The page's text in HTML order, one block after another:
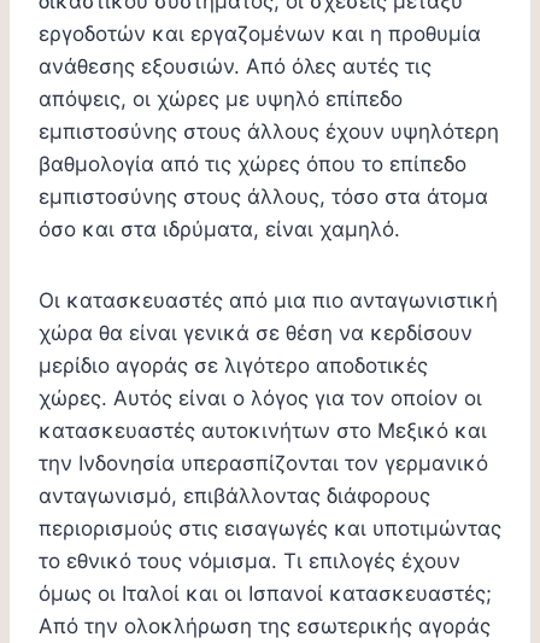
εργοδοτών και εργαζομένων και η προθυμία
ανάθεσης εξουσιών. Από όλες αυτές τις
απόψεις, οι χώρες με υψηλό επίπεδο
εμπιστοσύνης στους άλλους έχουν υψηλότερη
βαθμολογία από τις χώρες όπου το επίπεδο
εμπιστοσύνης στους άλλους, τόσο στα άτομα
όσο και στα ιδρύματα, είναι χαμηλό.
Οι κατασκευαστές από μια πιο ανταγωνιστική
χώρα θα είναι γενικά σε θέση να κερδίσουν
μερίδιο αγοράς σε λιγότερο αποδοτικές
χώρες. Αυτός είναι ο λόγος για τον οποίον οι
κατασκευαστές αυτοκινήτων στο Μεξικό και
την Ινδονησία υπερασπίζονται τον γερμανικό
ανταγωνισμό, επιβάλλοντας διάφορους
περιορισμούς στις εισαγωγές και υποτιμώντας
το εθνικό τους νόμισμα. Τι επιλογές έχουν
όμως οι Ιταλοί και οι Ισπανοί κατασκευαστές;
Από την ολοκλήρωση της εσωτερικής αγοράς